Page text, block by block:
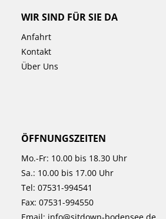
WIR SIND FÜR SIE DA
Anfahrt
Kontakt
Über Uns
ÖFFNUNGSZEITEN
Mo.-Fr: 10.00 bis 18.30 Uhr
Sa.: 10.00 bis 17.00 Uhr
Tel: 07531-994541
Fax: 07531-994550